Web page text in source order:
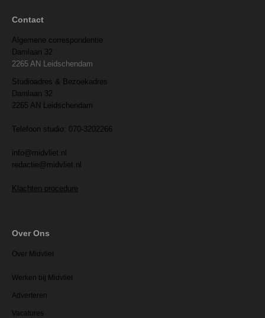
Contact
Algemene correspondentie
Damlaan 32
2265 AN Leidschendam
Studioadres & Bezoekadres
Damlaan 32
2265 AN Leidschendam
Telefoon studio: 070-3202266
info@midvliet.nl
redactie@midvliet.nl
Klachten procedure
Over Ons
Over Midvliet
Werken bij Midvliet
Adverteren
Vacatures